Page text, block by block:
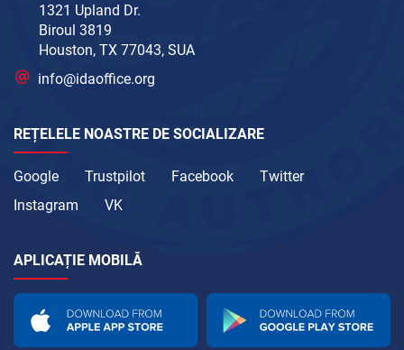
1321 Upland Dr.
Biroul 3819
Houston, TX 77043, SUA
info@idaoffice.org
REȚELELE NOASTRE DE SOCIALIZARE
Google Trustpilot Facebook
Twitter
Instagram
VK
APLICAȚIE MOBILĂ